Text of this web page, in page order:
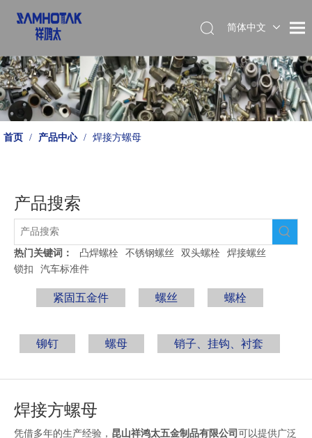
简体中文
首页 / 产品中心 / 焊接方螺母
产品搜索
热门关键词： 凸焊螺栓 不锈钢螺丝 双头螺栓
焊接螺丝
锁扣
汽车标准件
紧固五金件 螺丝 螺栓
铆钉 螺母 销子、挂钩、衬套
焊接方螺母
凭借多年的生产经验， 昆山祥鸿太五金制品有限公司 可以提供广泛